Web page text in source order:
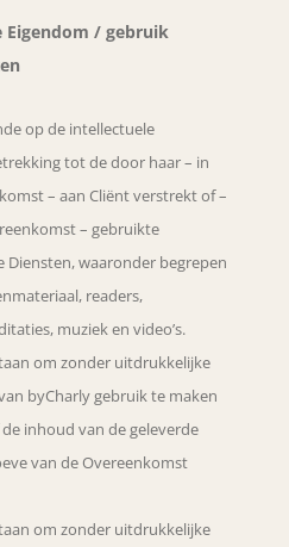
/ gebruik
op de intellectuele
tot de door haar – in
– aan Cliënt verstrekt of –
– gebruikte
waaronder begrepen
readers,
muziek en video’s.
om zonder uitdrukkelijke
byCharly gebruik te maken
inhoud van de geleverde
van de Overeenkomst
om zonder uitdrukkelijke